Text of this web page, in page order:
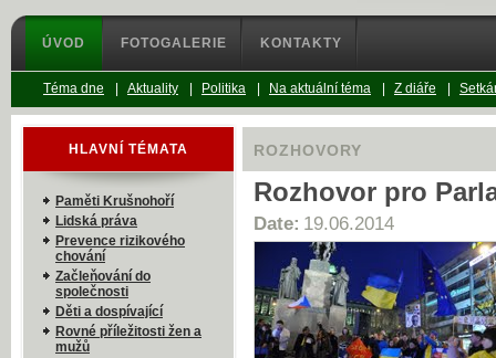
ROZHOVORY
Rozhovor pro
Date: 19.06.2014
HLAVNÍ TÉMATA
Paměti Krušnohoří
Lidská práva
Prevence rizikového
chování
Začleňování do
společnosti
Děti a dospívající
Rovné příležitosti žen a
mužů
ÚVOD FOTOGALERIE KONTAKTY
Téma dne Aktuality Politika Na aktuální téma Z diáře